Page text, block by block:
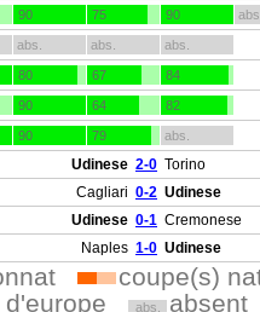
90 75 90
abs. abs. abs.
80 67 84
90 64 82
90 79 abs.
Udinese 2-0 Torino
Cagliari 0-2 Udinese
Udinese 0-1 Cremonese
Naples 1-0 Udinese
coupe(s)
d'europe
abs. absent